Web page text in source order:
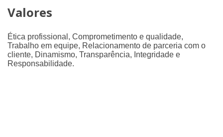
Valores
Ética profissional, Comprometimento e qualidade,
Trabalho em equipe, Relacionamento de parceria com o
cliente, Dinamismo, Transparência, Integridade e
Responsabilidade.